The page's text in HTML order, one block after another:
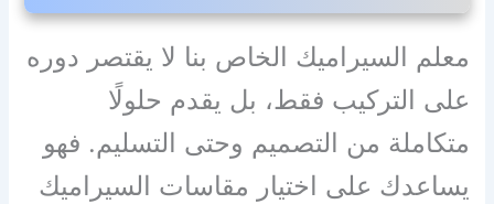
معلم السيراميك الخاص بنا لا يقتصر دوره
على التركيب فقط، بل يقدم حلولًا
متكاملة من التصميم وحتى التسليم. فهو
يساعدك على اختيار مقاسات السيراميك